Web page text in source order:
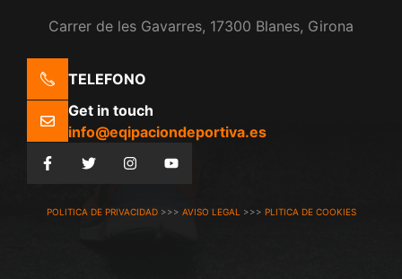
Carrer de les Gavarres, 17300 Blanes, Girona
TELEFONO
Get in touch
info@eqipaciondeportiva.es
POLITICA DE PRIVACIDAD>>> AVISO LEGAL >>> PLITICA DE COOKIES